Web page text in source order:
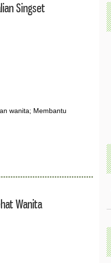
Singset
wanita; Membantu
Wanita